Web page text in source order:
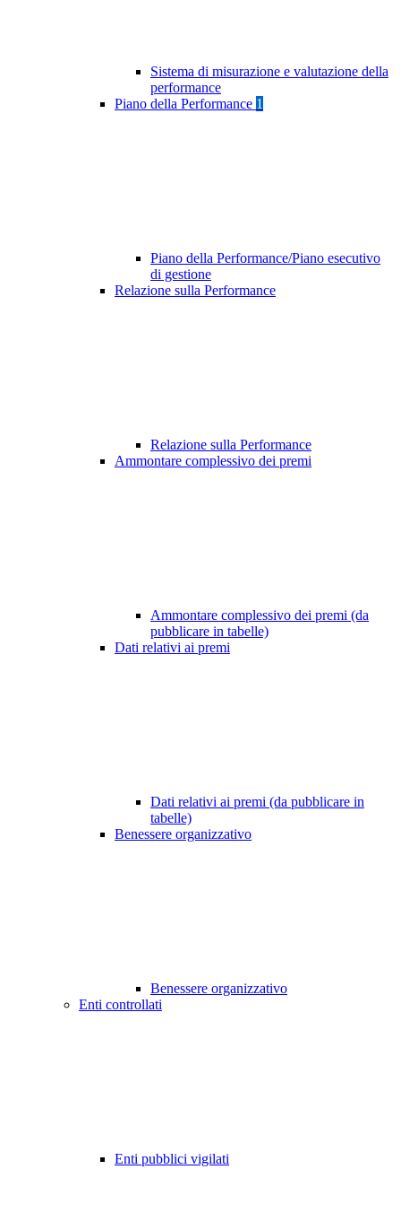
Sistema di misurazione e valutazione della
performance
Piano della Performance 1
Piano della Performance/Piano esecutivo
di gestione
Relazione sulla Performance
Relazione sulla Performance
Ammontare complessivo dei premi
Ammontare complessivo dei premi (da
pubblicare in tabelle)
Dati relativi ai premi
Dati relativi ai premi (da pubblicare in
tabelle)
Benessere organizzativo
Benessere organizzativo
Enti controllati
Enti pubblici vigilati